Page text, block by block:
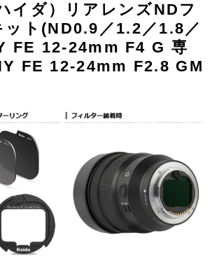
イダ）リアレンズNDフ
ット(ND0.9／1.2／1.8／
FE 12-24mm F4 G 専
FE 12-24mm F2.8 GM